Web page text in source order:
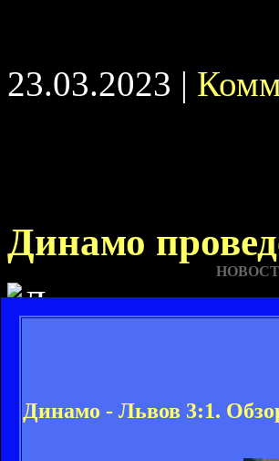
Динамо - Львов 3:1.
23.03.2023 |
Динамо